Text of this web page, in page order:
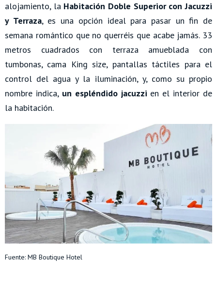
alojamiento, la Habitación Doble Superior con Jacuzzi
y Terraza, es una opción ideal para pasar un fin de
semana romántico que no querréis que acabe jamás. 33
metros cuadrados con terraza amueblada con
tumbonas, cama King size, pantallas táctiles para el
control del agua y la iluminación, y, como su propio
nombre indica, un espléndido jacuzzi en el interior de
la habitación.
Fuente: MB Boutique Hotel